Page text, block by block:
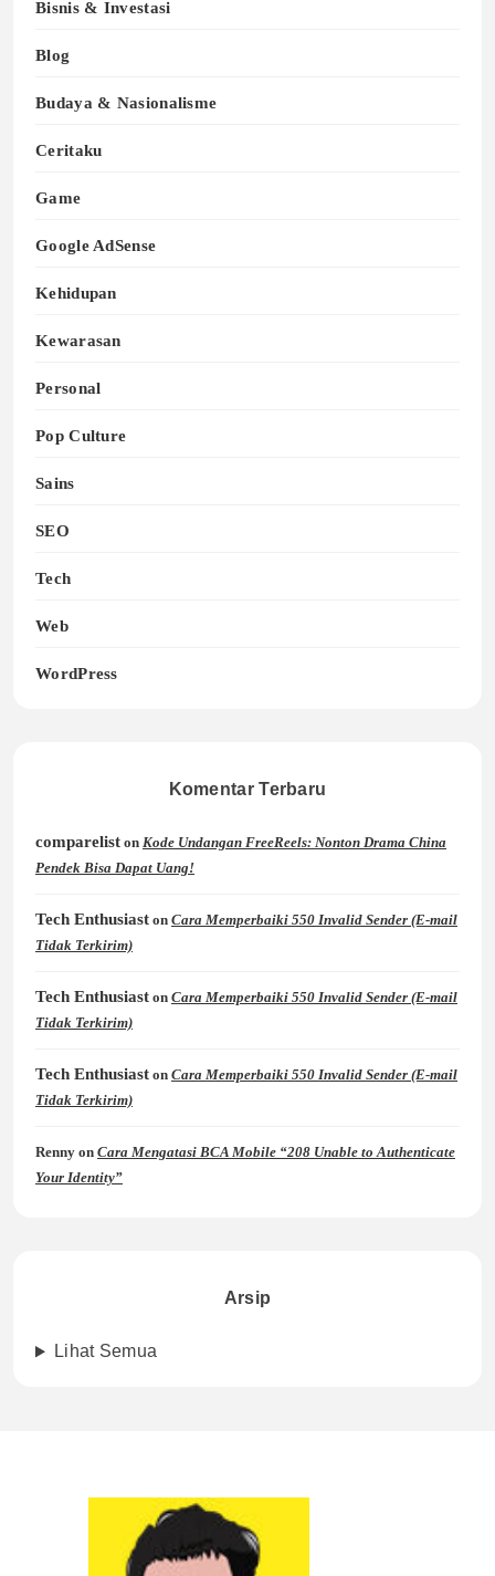
Bisnis & Investasi
Blog
Budaya & Nasionalisme
Ceritaku
Game
Google AdSense
Kehidupan
Kewarasan
Personal
Pop Culture
Sains
SEO
Tech
Web
WordPress
Komentar Terbaru
comparelist on Kode Undangan FreeReels: Nonton Drama China
Pendek Bisa Dapat Uang!
Tech Enthusiast on Cara Memperbaiki 550 Invalid Sender (E-mail
Tidak Terkirim)
Tech Enthusiast on Cara Memperbaiki 550 Invalid Sender (E-mail
Tidak Terkirim)
Tech Enthusiast on Cara Memperbaiki 550 Invalid Sender (E-mail
Tidak Terkirim)
Renny on Cara Mengatasi BCA Mobile “208 Unable to Authenticate
Your Identity”
Arsip
Lihat Semua